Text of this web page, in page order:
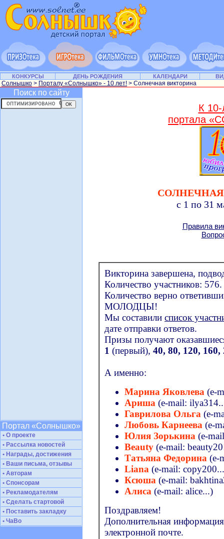
КОНКУРСЫ ДЕНЬ РОЖДЕНИЯ КАЛЕНДАРИ
Солнышко > Порталу «Солнышко» - 10 лет! > Солнечная викторина
Поиск по сайту
Портал «Солнышко»
• О проекте
• Рассылка новостей
• Награды, достижения
• Ваши письма, отзывы
• Авторам
• Спонсорам
• Рекламодателям
• Сделать стартовой
• Поставить закладку
• ЧаВо
К
портала
с 1 по 31
Правила
Викторина завершена,
Количество участников: 576.
Количество верно
МОЛОДЦЫ!
Мы составили список
дате отправки ответов.
Призы получают
1 (первый), 40, 80, 120, 160,
А именно:
Марина Яковлева (e-
Ариша (e-mail:
Гаврилова Ольга (e-
Любовь Карнеева (e-
Юлия Зорькина (e-
Beauty (e-mail:
Татьяна Федорина (e-
Liana (e-mail:
Ксюша (e-mail:
Алиса (e-mail: alice...)
Поздравляем!
Дополнительная
электронной почте.